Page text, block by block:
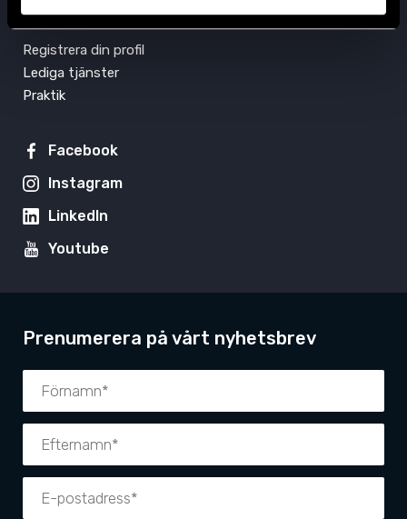
Jobba hos oss
Registrera din profil
Lediga tjänster
Praktik
Facebook
Instagram
LinkedIn
Youtube
Prenumerera på vårt nyhetsbrev